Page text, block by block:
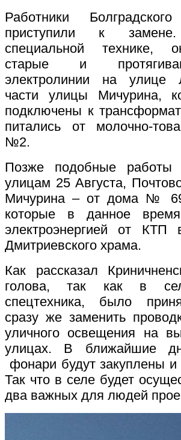
Работники
приступили к замене.
специальной технике,
старые и
электролинии на улице
части улицы Мичурина,
подключены к
питались от молочно-
№2.
Позже подобные работы
улицам 25 Августа,
Мичурина – от дома №
которые в данное
электроэнергией от КТП
Дмитриевского храма.
Как рассказал
голова, так как в
спецтехника, было
сразу же заменить
уличного освещения на
улицах. В ближайшие
фонари будут закуплены и
Так что в селе будет
два важных для людей